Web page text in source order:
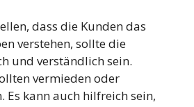
dass die Kunden das
verstehen, sollte die
und verständlich sein.
vermieden oder
Es kann auch hilfreich sein,